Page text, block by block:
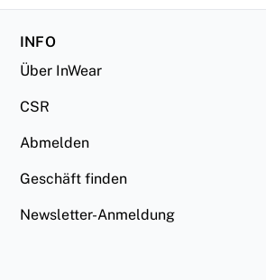
INFO
Über InWear
CSR
Abmelden
Geschäft finden
Newsletter-Anmeldung